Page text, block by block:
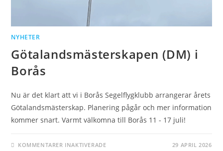
NYHETER
Götalandsmästerskapen (DM) i
Borås
Nu är det klart att vi i Borås Segelflygklubb arrangerar årets
Götalandsmästerskap. Planering pågår och mer information
kommer snart. Varmt välkomna till Borås 11 - 17 juli!
KOMMENTARER INAKTIVERADEFÖR 29 APRIL 2026